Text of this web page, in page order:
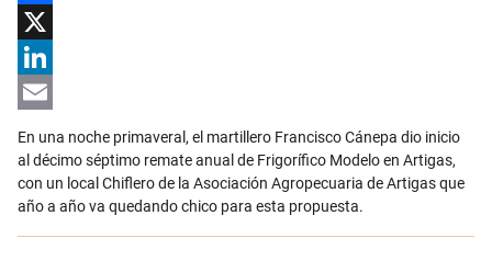
Facebook
X
LinkedIn
En una noche primaveral, el martillero Francisco Cánepa dio inicio
al décimo séptimo remate anual de Frigorífico Modelo en Artigas,
con un local Chiflero de la Asociación Agropecuaria de Artigas que
año a año va quedando chico para esta propuesta.